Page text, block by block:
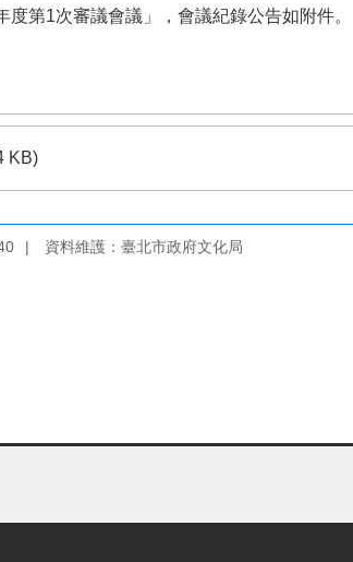
第1次審議會議」，會議紀錄公告如附件。
KB)
資料維護：臺北市政府文化局